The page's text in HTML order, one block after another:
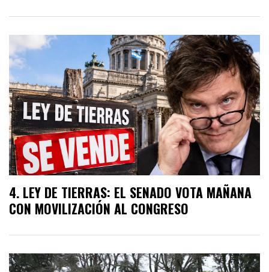
LEY DE TIERRAS: EL SENADO VOTA MAÑANA
CON MOVILIZACIÓN AL CONGRESO